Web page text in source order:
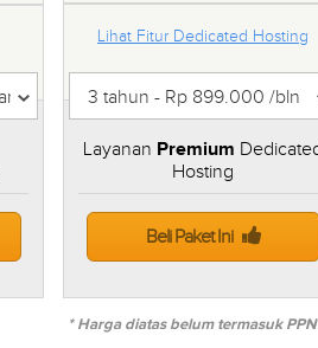
Lihat Fitur Dedicated Hosting
Layanan Premium
Hosting
Beli Paket Ini
* Harga diatas belum termasuk PPN